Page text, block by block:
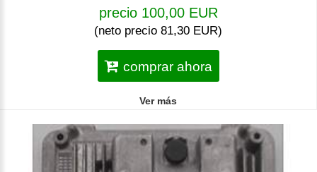
precio 100,00 EUR
(neto precio 81,30 EUR)
comprar ahora
Ver más